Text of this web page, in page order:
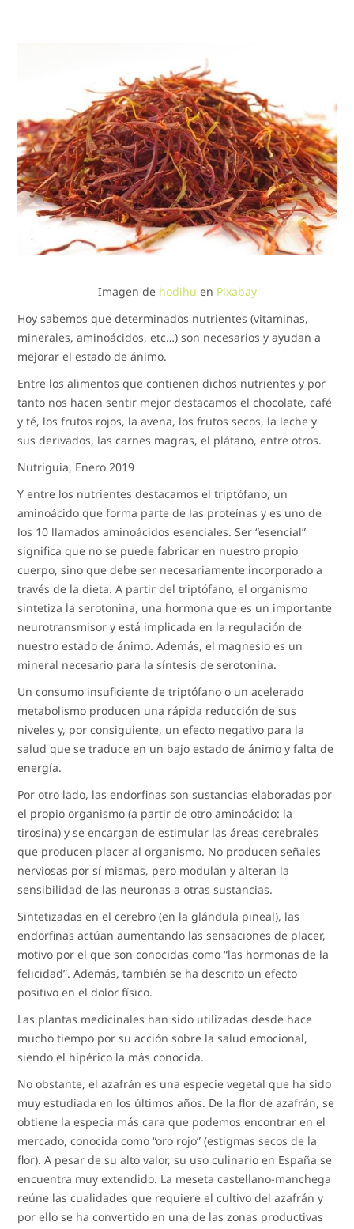
Imagen de hodihu en Pixabay
Hoy sabemos que determinados nutrientes (vitaminas,
minerales, aminoácidos, etc…) son necesarios y ayudan a
mejorar el estado de ánimo.
Entre los alimentos que contienen dichos nutrientes y por
tanto nos hacen sentir mejor destacamos el chocolate, café
y té, los frutos rojos, la avena, los frutos secos, la leche y
sus derivados, las carnes magras, el plátano, entre otros.
Nutriguia, Enero 2019
Y entre los nutrientes destacamos el triptófano, un
aminoácido que forma parte de las proteínas y es uno de
los 10 llamados aminoácidos esenciales. Ser “esencial”
significa que no se puede fabricar en nuestro propio
cuerpo, sino que debe ser necesariamente incorporado a
través de la dieta. A partir del triptófano, el organismo
sintetiza la serotonina, una hormona que es un importante
neurotransmisor y está implicada en la regulación de
nuestro estado de ánimo. Además, el magnesio es un
mineral necesario para la síntesis de serotonina.
Un consumo insuficiente de triptófano o un acelerado
metabolismo producen una rápida reducción de sus
niveles y, por consiguiente, un efecto negativo para la
salud que se traduce en un bajo estado de ánimo y falta de
energía.
Por otro lado, las endorfinas son sustancias elaboradas por
el propio organismo (a partir de otro aminoácido: la
tirosina) y se encargan de estimular las áreas cerebrales
que producen placer al organismo. No producen señales
nerviosas por sí mismas, pero modulan y alteran la
sensibilidad de las neuronas a otras sustancias.
Sintetizadas en el cerebro (en la glándula pineal), las
endorfinas actúan aumentando las sensaciones de placer,
motivo por el que son conocidas como “las hormonas de la
felicidad”. Además, también se ha descrito un efecto
positivo en el dolor físico.
Las plantas medicinales han sido utilizadas desde hace
mucho tiempo por su acción sobre la salud emocional,
siendo el hipérico la más conocida.
No obstante, el azafrán es una especie vegetal que ha sido
muy estudiada en los últimos años. De la flor de azafrán, se
obtiene la especia más cara que podemos encontrar en el
mercado, conocida como “oro rojo” (estigmas secos de la
flor). A pesar de su alto valor, su uso culinario en España se
encuentra muy extendido. La meseta castellano-manchega
reúne las cualidades que requiere el cultivo del azafrán y
por ello se ha convertido en una de las zonas productivas